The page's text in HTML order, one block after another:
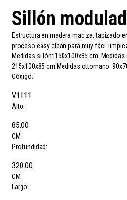
Sillón
Estructura en madera maciza, tapizado
proceso easy clean para muy fácil
Medidas sillón: 150x100x85 cm.
215x100x85 cm.Medidas ottomano:
Código:
V1111
Alto:
85.00
CM
Profundidad:
320.00
CM
Largo: